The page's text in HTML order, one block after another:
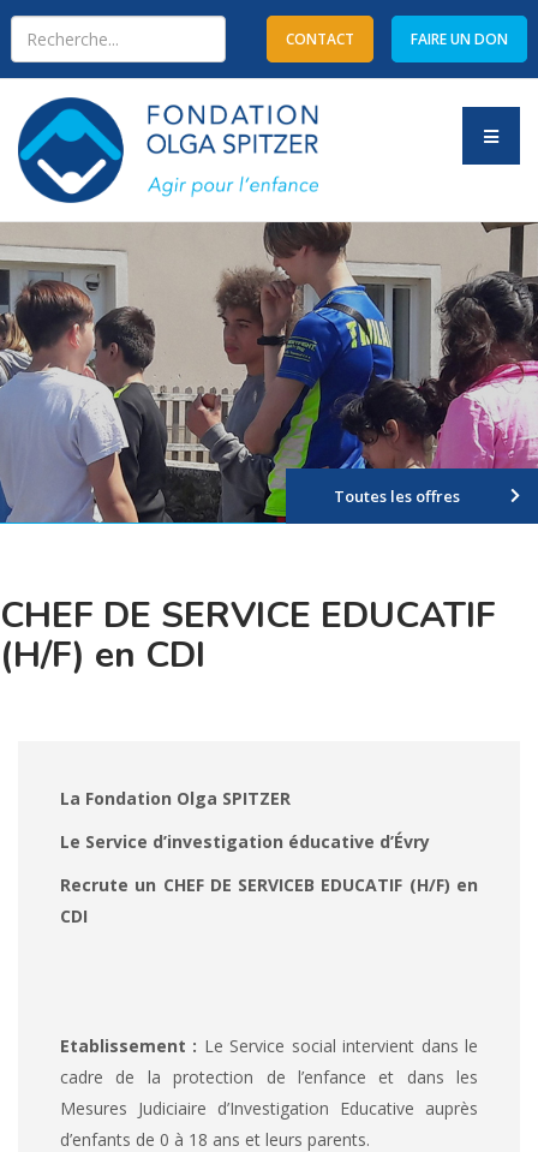
Type 2 or more characters
for results.
CONTACT FAIRE UN DON
Toutes les offres
CHEF DE SERVICE EDUCATIF
(H/F) en CDI
La Fondation Olga SPITZER
Le Service d’investigation éducative d’Évry
Recrute un CHEF DE SERVICEB EDUCATIF (H/F) en
CDI
Etablissement : Le Service social intervient dans le
cadre de la protection de l’enfance et dans les
Mesures Judiciaire d’Investigation Educative auprès
d’enfants de 0 à 18 ans et leurs parents.